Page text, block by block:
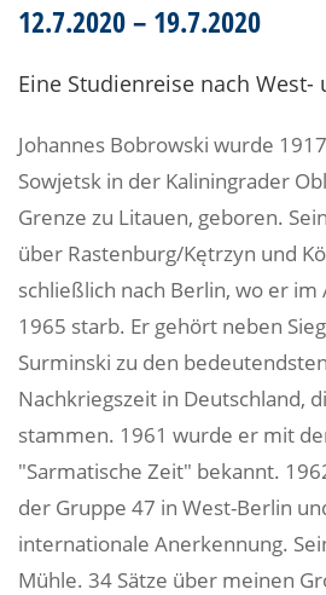
12.7.2020 – 19.7.2020
Eine Studienreise nach West-
Johannes Bobrowski wurde
Sowjetsk in der Kaliningrader
Grenze zu Litauen, geboren.
über Rastenburg/Kętrzyn und
schließlich nach Berlin, wo er im
1965 starb. Er gehört neben
Surminski zu den
Nachkriegszeit in Deutschland,
stammen. 1961 wurde er mit
"Sarmatische Zeit" bekannt.
der Gruppe 47 in West-Berlin
internationale Anerkennung.
Mühle. 34 Sätze über meinen